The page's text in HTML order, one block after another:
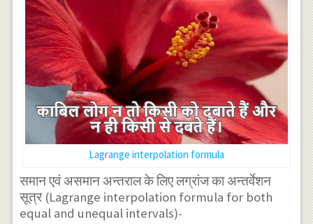
Lagrange interpolation formula
समान एवं असमान अन्तराल के लिए लग्रांज का अन्तर्वेशन
सूत्र (Lagrange interpolation formula for both
equal and unequal intervals)-